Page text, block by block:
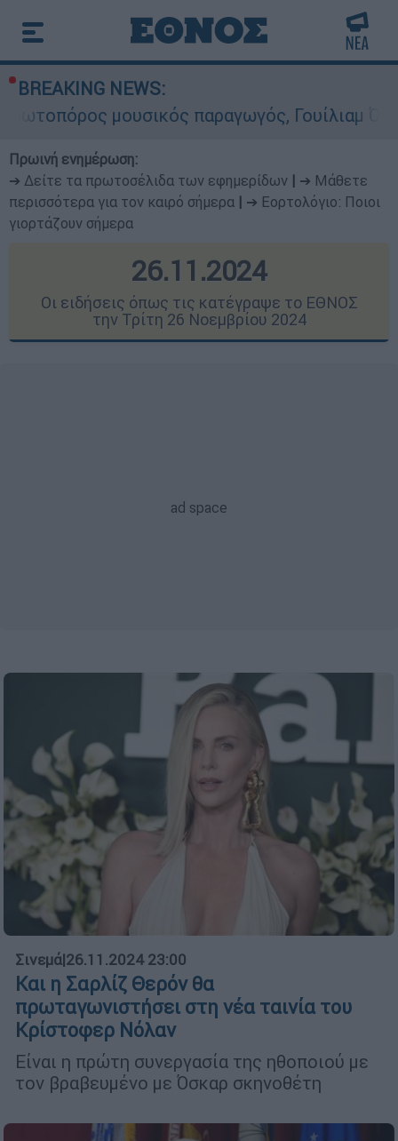
BREAKING NEWS:
παραγωγός, Γουίλιαμ Όρμπιτ - Η
Πρωινή ενημέρωση:
➔ Δείτε τα πρωτοσέλιδα των εφημερίδων
➔ Μάθετε
περισσότερα για τον καιρό σήμερα
➔ Εορτολόγιο: Ποιοι
γιορτάζουν σήμερα
26.11.2024
Οι ειδήσεις όπως τις κατέγραψε το ΕΘΝΟΣ
την Τρίτη 26 Νοεμβρίου 2024
Σινεμά|26.11.2024 23:00
Και η Σαρλίζ Θερόν θα
πρωταγωνιστήσει στη νέα ταινία του
Κρίστοφερ Νόλαν
Είναι η πρώτη συνεργασία της ηθοποιού με
τον βραβευμένο με Όσκαρ σκηνοθέτη